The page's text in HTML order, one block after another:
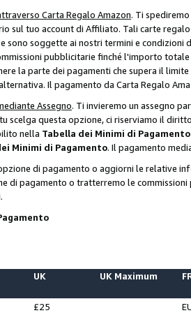
Carta Regalo Amazon. Ti
sul tuo account di Affiliato. Tali carte
sono soggette ai nostri termini e
pubblicitarie finché l'importo
la parte dei pagamenti che supera il
Il pagamento da Carta Regalo
Assegno. Ti invieremo un assegno
scelga questa opzione, ci riserviamo il
nella Tabella dei Minimi di Pagamento
Minimi di Pagamento. Il pagamento
di pagamento o aggiorni le relative
di pagamento o tratterremo le
UK UK Maximum
£25